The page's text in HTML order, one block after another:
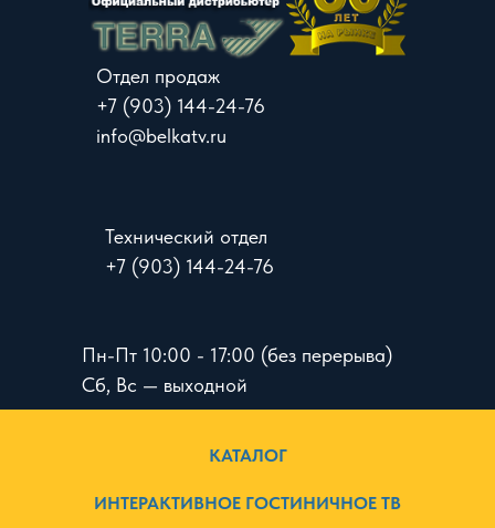
Отдел продаж
+7 (903) 144-24-76
info@belkatv.ru
Пн-Пт 10:00 - 17:00 (без перерыва)
Сб, Вс — выходной
Технический отдел
+7 (903) 144-24-76
КАТАЛОГ
ИНТЕРАКТИВНОЕ ГОСТИНИЧНОЕ ТВ